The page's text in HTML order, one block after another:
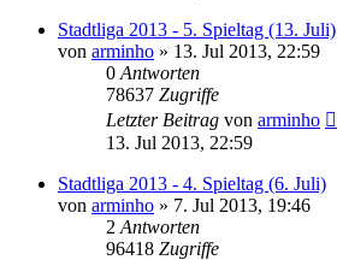
Stadtliga 2013 - 5. Spieltag (13. Juli)
von arminho » 13. Jul 2013, 22:59
0 Antworten
78637 Zugriffe
Letzter Beitrag von arminho
13. Jul 2013, 22:59
Stadtliga 2013 - 4. Spieltag (6. Juli)
von arminho » 7. Jul 2013, 19:46
2 Antworten
96418 Zugriffe